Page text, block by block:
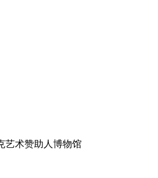
艺术赞助人博物馆